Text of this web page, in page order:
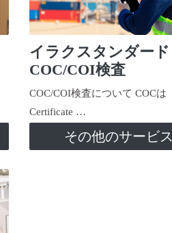
イラクスタンダード
COC/COI検査
COC/COI検査について COCは
Certificate …
その他のサービス